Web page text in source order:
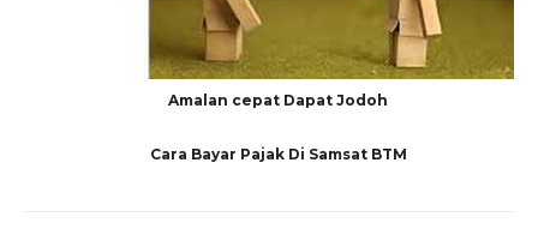
Amalan cepat Dapat Jodoh
Cara Bayar Pajak Di Samsat BTM